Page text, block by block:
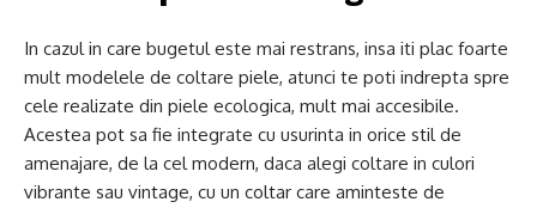
In cazul in care bugetul este mai restrans, insa iti plac foarte
mult modelele de coltare piele, atunci te poti indrepta spre
cele realizate din piele ecologica, mult mai accesibile.
Acestea pot sa fie integrate cu usurinta in orice stil de
amenajare, de la cel modern, daca alegi coltare in culori
vibrante sau vintage, cu un coltar care aminteste de